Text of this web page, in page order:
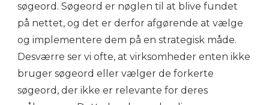
søgeord. Søgeord er nøglen til at blive fundet
på nettet, og det er derfor afgørende at vælge
og implementere dem på en strategisk måde.
Desværre ser vi ofte, at virksomheder enten ikke
bruger søgeord eller vælger de forkerte
søgeord, der ikke er relevante for deres